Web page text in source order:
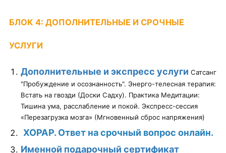
БЛОК 4: ДОПОЛНИТЕЛЬНЫЕ И СРОЧНЫЕ
УСЛУГИ
Дополнительные и экспресс услуги Сатсанг
"Пробуждение и осознанность". Энерго-телесная терапия:
Встать на гвозди (Доски Садху). Практика Медитации:
Тишина ума, расслабление и покой. Экспресс-сессия
«Перезагрузка мозга» (Мгновенный сброс напряжения)
ХОРАР. Ответ на срочный вопрос онлайн.
Именной подарочный сертификат